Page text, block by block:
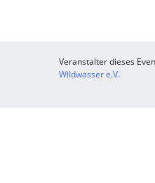
Veranstalter dieses
Wildwasser e.V.